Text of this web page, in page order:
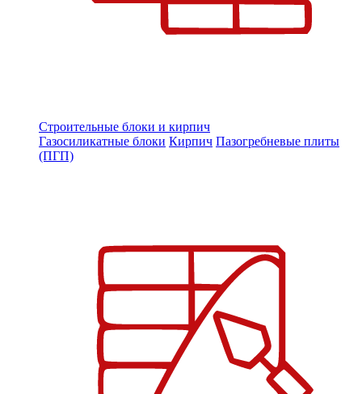
Строительные блоки и кирпич
Газосиликатные блоки Кирпич Пазогребневые плиты
(ПГП)